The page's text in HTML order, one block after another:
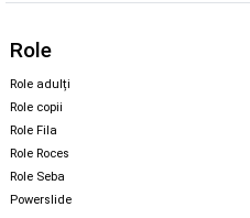
Role
Role adulți
Role copii
Role Fila
Role Roces
Role Seba
Powerslide